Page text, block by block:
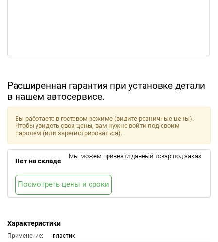
Расширенная гарантия при установке детали
в нашем автосервисе.
Характеристики
Применение:
пластик
Вы работаете в гостевом режиме (видите розничные цены).
Чтобы увидеть свои цены, вам нужно войти под своим
паролем (или зарегистрироваться).
Нет на складе
Мы можем привезти данный товар под заказ.
Посмотреть цены и сроки